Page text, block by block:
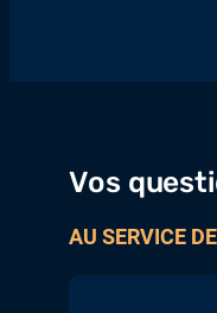
Vos
AU SERVICE